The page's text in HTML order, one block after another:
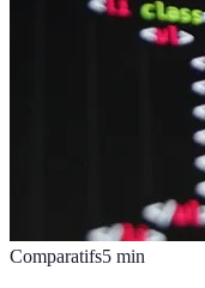
Comparatifs5 min